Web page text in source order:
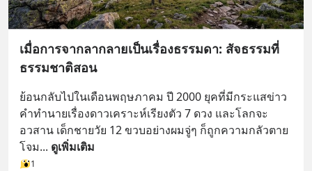
เมื่อการจากลากลายเป็นเรื่องธรรมดา: สัจธรรมที่
ธรรมชาติสอน
ย้อนกลับไปในเดือนพฤษภาคม ปี 2000 ยุคที่มีกระแสข่าว
คำทำนายเรื่องดาวเคราะห์เรียงตัว 7 ดวง และโลกจะ
อวสาน เด็กชายวัย 12 ขวบอย่างผมจู่ๆ ก็ถูกความกลัวตาย
โจม... ดูเพิ่มเติม
1